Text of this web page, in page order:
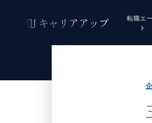
転職エ
ト